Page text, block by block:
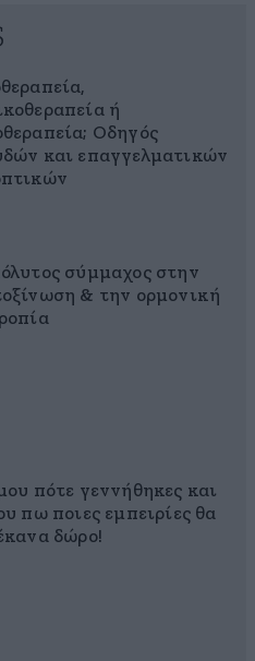
ή
Οδηγός
και επαγγελματικών
σύμμαχος στην
& την ορμονική
πότε γεννήθηκες και
πω ποιες εμπειρίες θα
δώρο!